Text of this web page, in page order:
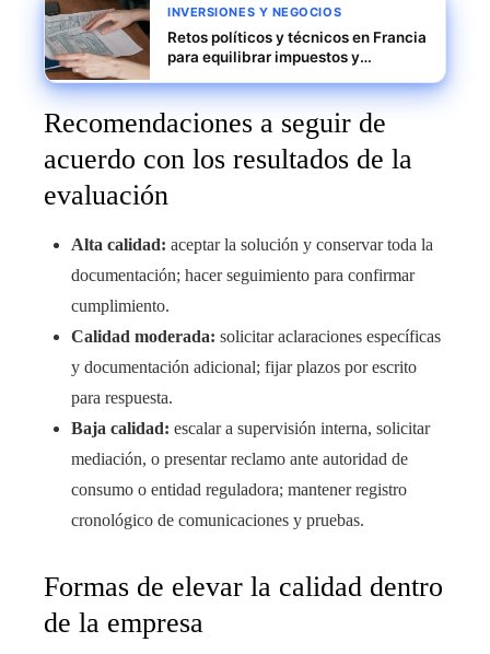
INVERSIONES Y NEGOCIOS
Retos políticos y técnicos en Francia
para equilibrar impuestos y
Recomendaciones a seguir de
acuerdo con los resultados de la
evaluación
Alta calidad: aceptar la solución y conservar toda la
documentación; hacer seguimiento para confirmar
cumplimiento.
Calidad moderada: solicitar aclaraciones específicas
y documentación adicional; fijar plazos por escrito
para respuesta.
Baja calidad: escalar a supervisión interna, solicitar
mediación, o presentar reclamo ante autoridad de
consumo o entidad reguladora; mantener registro
cronológico de comunicaciones y pruebas.
Formas de elevar la calidad dentro
de la empresa